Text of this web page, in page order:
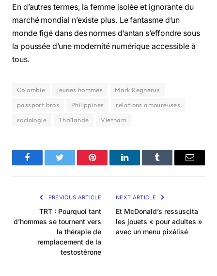
En d’autres termes, la femme isolée et ignorante du
marché mondial n’existe plus. Le fantasme d’un
monde figé dans des normes d’antan s’effondre sous
la poussée d’une modernité numérique accessible à
tous.
Colombie jeunes hommes
Mark Regnerus
passport bros
Philippines
relations amoureuses
sociologie
Thaïlande Vietnam
FacebookTwitter Pinterest LinkedInTumblr Email
PREVIOUS ARTICLE
TRT : Pourquoi tant
d’hommes se tournent vers
la thérapie de
remplacement de la
testostérone
NEXT ARTICLE
Et McDonald’s ressuscita
les jouets « pour adultes »
avec un menu pixélisé